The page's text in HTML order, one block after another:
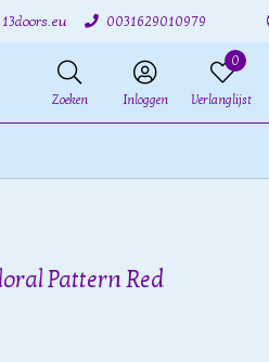
0031629010979
Zoeken Inloggen
0
Verlanglijst
Pattern Red